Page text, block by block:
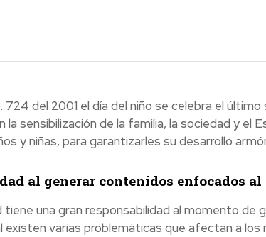
724 del 2001 el día del niño se celebra el
la sensibilización de la familia, la sociedad y el
y niñas, para garantizarles su desarrollo
al generar contenidos enfocados
tiene una gran responsabilidad al momento de
varias problemáticas que afectan a los